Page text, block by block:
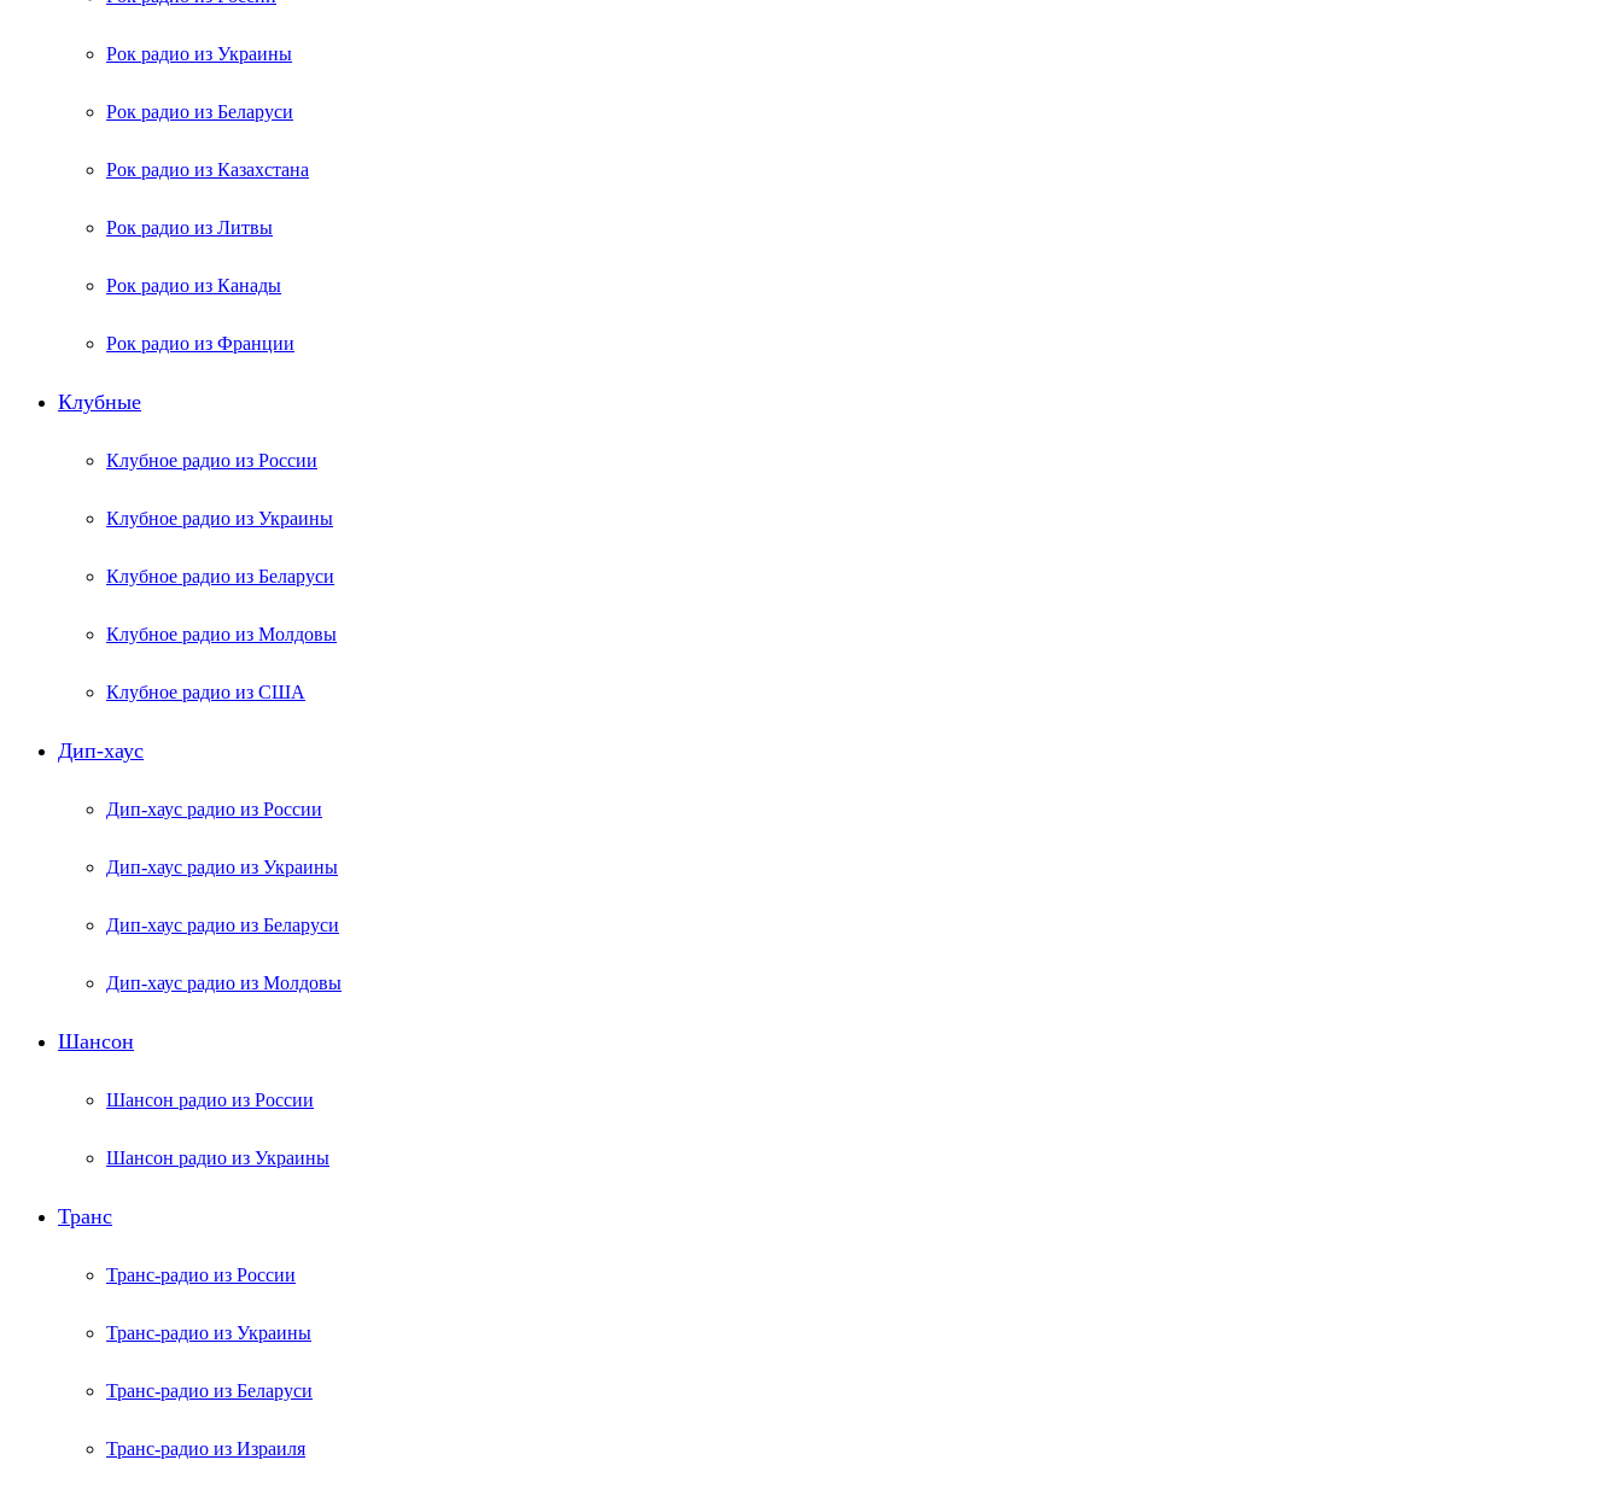
Рок радио из Украины
Рок радио из Беларуси
Рок радио из Казахстана
Рок радио из Литвы
Рок радио из Канады
Рок радио из Франции
Клубные
Клубное радио из России
Клубное радио из Украины
Клубное радио из Беларуси
Клубное радио из Молдовы
Клубное радио из США
Дип-хаус
Дип-хаус радио из России
Дип-хаус радио из Украины
Дип-хаус радио из Беларуси
Дип-хаус радио из Молдовы
Шансон
Шансон радио из России
Шансон радио из Украины
Транс
Транс-радио из России
Транс-радио из Украины
Транс-радио из Беларуси
Транс-радио из Израиля